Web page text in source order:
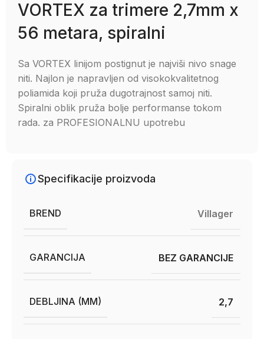
VORTEX za trimere 2,7mm x
56 metara, spiralni
Sa VORTEX linijom postignut je najviši nivo snage
niti. Najlon je napravljen od visokokvalitetnog
poliamida koji pruža dugotrajnost samoj niti.
Spiralni oblik pruža bolje performanse tokom
rada. za PROFESIONALNU upotrebu
Specifikacije proizvoda
BREND Villager
GARANCIJA BEZ GARANCIJE
DEBLJINA (MM) 2,7